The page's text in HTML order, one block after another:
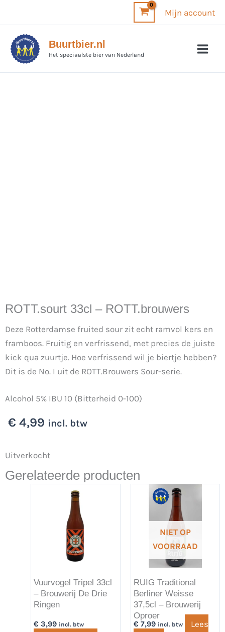
inhoud
Mijn account
Buurtbier.nl
Het speciaalste bier van Nederland
ROTT.sourt 33cl – ROTT.brouwers
Deze Rotterdamse fruited sour zit echt ramvol kers en
framboos. Fruitig en verfrissend, met precies de juiste
kick qua zuurtje. Hoe verfrissend wil je biertje hebben?
Dit is de No. I uit de ROTT.Brouwers Sour-serie.
Alcohol 5% IBU 10 (Bitterheid 0-100)
€ 4,99 incl. btw
Uitverkocht
Gerelateerde producten
Vuurvogel Tripel 33cl
– Brouwerij De Drie
Ringen
€ 3,99 incl. btw
NIET OP
VOORRAAD
RUIG Traditional
Berliner Weisse
37,5cl – Brouwerij
Oproer
€7,99 incl. btw
Lees